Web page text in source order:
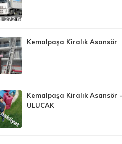
Kemalpaşa Kiralık Asansör
Kemalpaşa Kiralık Asansör -
ULUCAK